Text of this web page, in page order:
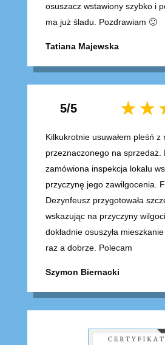
osuszacz wstawiony szybko i
ma już śladu.
Pozdrawiam 🙂
Tatiana Majewska
5/5
Kilkukrotnie usuwałem pleśń z
przeznaczonego na sprzedaż.
zamówiona inspekcja lokalu
przyczynę jego zawilgocenia.
Dezynfeusz przygotowała
wskazując na przyczyny
dokładnie osuszyła
raz a dobrze. Polecam
Szymon Biernacki